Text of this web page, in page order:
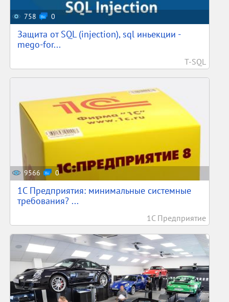
758 0
Защита от SQL (injection), sql иньекции -
mego-for...
T-SQL
9566 0
1С Предприятия: минимальные системные
требования? ...
1С Предприятие